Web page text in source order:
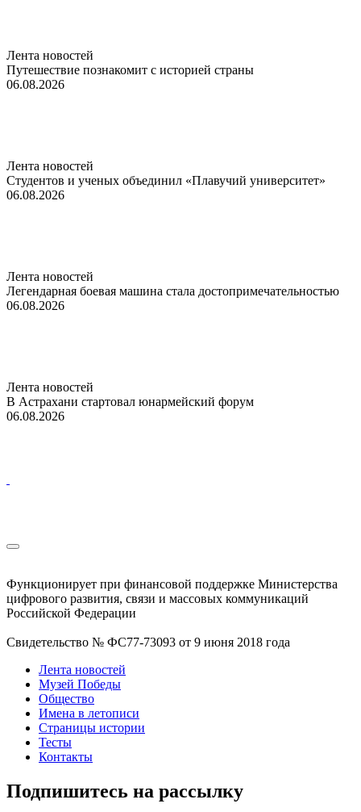
Лента новостей
Путешествие познакомит с историей страны
06.08.2026
Лента новостей
Студентов и ученых объединил «Плавучий университет»
06.08.2026
Лента новостей
Легендарная боевая машина стала достопримечательностью
06.08.2026
Лента новостей
В Астрахани стартовал юнармейский форум
06.08.2026
Функционирует при финансовой поддержке Министерства
цифрового развития, связи и массовых коммуникаций
Российской Федерации
Свидетельство № ФС77-73093 от 9 июня 2018 года
Лента новостей
Музей Победы
Общество
Имена в летописи
Страницы истории
Тесты
Контакты
Подпишитесь на рассылку